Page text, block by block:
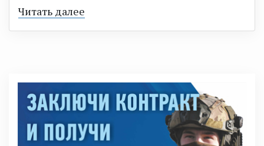
Читать далее